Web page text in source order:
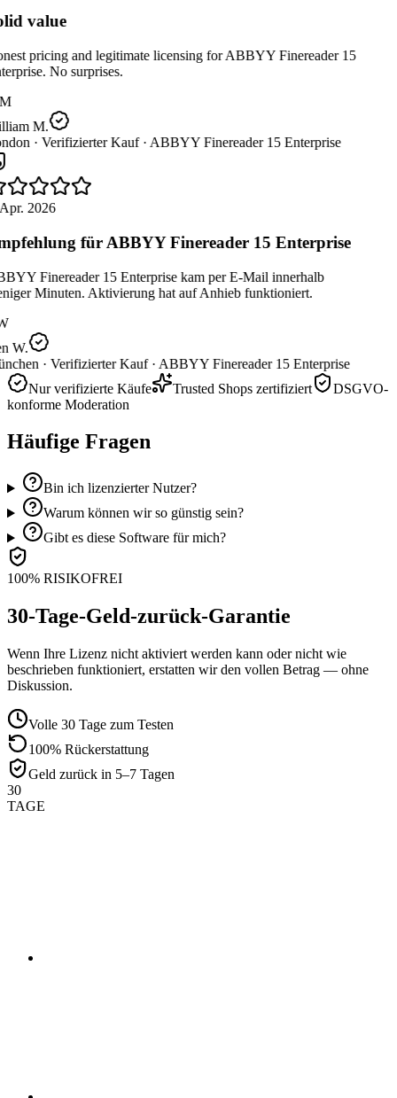
value
pricing and legitimate licensing for ABBYY Finereader 15
No surprises.
M.
· Verifizierter Kauf ·ABBYY Finereader 15 Enterprise
2026
für ABBYY Finereader 15 Enterprise
Finereader 15 Enterprise kam per E-Mail innerhalb
Minuten. Aktivierung hat auf Anhieb funktioniert.
W.
· Verifizierter Kauf ·ABBYY Finereader 15 Enterprise
Nur verifizierte Käufe
Trusted Shops zertifiziert
DSGVO-
konforme Moderation
Häufige Fragen
Bin ich lizenzierter Nutzer?
Warum können wir so günstig sein?
Gibt es diese Software für mich?
100% RISIKOFREI
30-Tage-Geld-zurück-Garantie
Wenn Ihre Lizenz nicht aktiviert werden kann oder nicht wie
beschrieben funktioniert, erstatten wir den vollen Betrag — ohne
Diskussion.
Volle 30 Tage zum Testen
100% Rückerstattung
Geld zurück in 5–7 Tagen
30
TAGE